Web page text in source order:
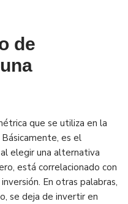
de
que se utiliza en la
es el
elegir una alternativa
está correlacionado con
En otras palabras,
se deja de invertir en